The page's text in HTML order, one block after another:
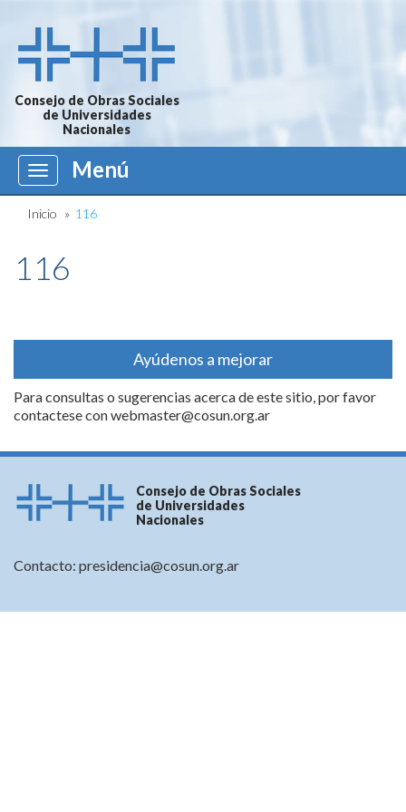
Consejo de Obras Sociales
de Universidades
Nacionales
Menú
Menú
Inicio » 116
116
Ayúdenos a mejorar
Para consultas o sugerencias acerca de este sitio, por favor
contactese conwebmaster@cosun.org.ar
Consejo de Obras Sociales
de Universidades
Nacionales
Contacto: presidencia@cosun.org.ar